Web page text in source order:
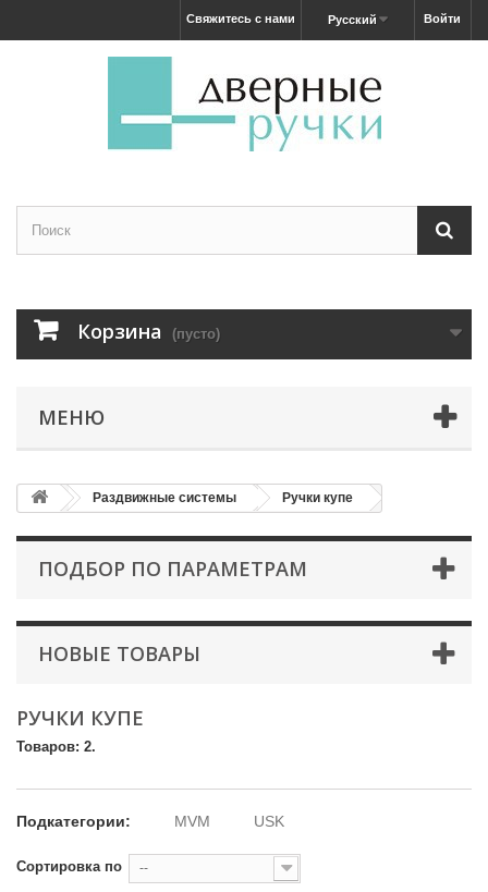
Войти
Русский
Свяжитесь с нами
Корзина (пусто)
МЕНЮ
Раздвижные системы Ручки купе
ПОДБОР ПО ПАРАМЕТРАМ
НОВЫЕ ТОВАРЫ
РУЧКИ КУПЕ
Товаров: 2.
Подкатегории: MVM USK
Сортировка по --